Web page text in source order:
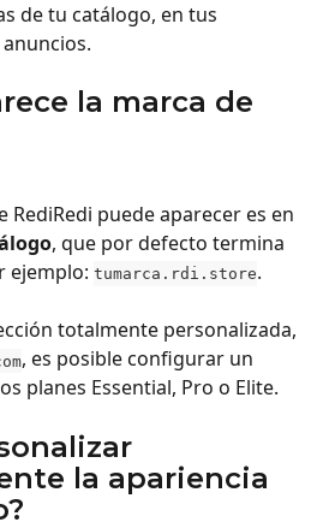
de tu catálogo, en tus
la marca de
RediRedi puede aparecer es en
, que por defecto termina
tumarca.rdi.store.
totalmente personalizada,
, es posible configurar un
planes Essential, Pro o Elite.
la apariencia